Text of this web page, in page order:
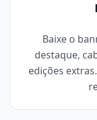
Baixe o
destaque,
edições